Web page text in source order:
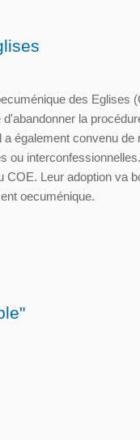
des Eglises
la
également convenu
Leur adoption va
oecuménique.